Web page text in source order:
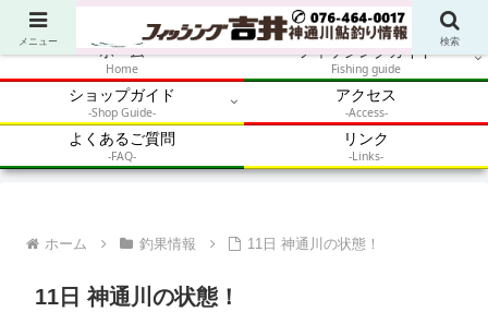
アウトドア・釣り・鮎・自然体験を加速させるメディア
ホーム
Home
フィッシングガイド
Fishing guide
ショップガイド
-Shop Guide-
アクセス
-Access-
よくあるご質問
-FAQ-
リンク
-Links-
ホーム 釣果情報 11日 神通川の状態！
11日 神通川の状態！
メニュー 検索